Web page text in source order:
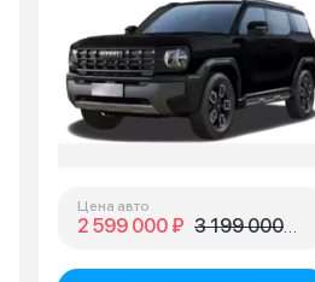
Цена авто
2 599 000 ₽ 3 199 000 ₽